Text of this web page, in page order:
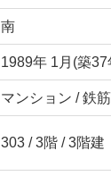
南
1989年 1月(築37
マンション / 鉄
303 / 3階 / 3階建